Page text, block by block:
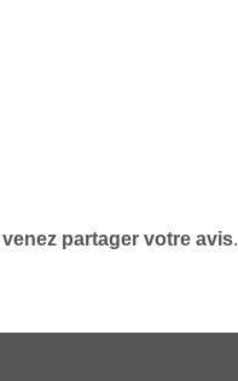
venez partager votre avis.